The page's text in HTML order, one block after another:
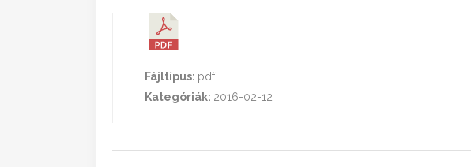
Fájltípus: pdf
Kategóriák: 2016-02-12